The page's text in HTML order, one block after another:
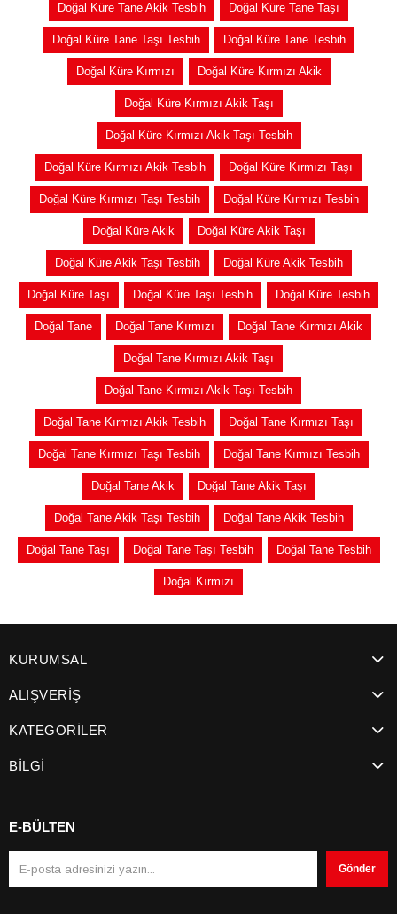
Doğal Küre Tane Akik Tesbih Doğal Küre Tane Taşı
Doğal Küre Tane Taşı Tesbih Doğal Küre Tane Tesbih
Doğal Küre Kırmızı Doğal Küre Kırmızı Akik
Doğal Küre Kırmızı Akik Taşı
Doğal Küre Kırmızı Akik Taşı Tesbih
Doğal Küre Kırmızı Akik Tesbih Doğal Küre Kırmızı Taşı
Doğal Küre Kırmızı Taşı Tesbih Doğal Küre Kırmızı Tesbih
Doğal Küre Akik Doğal Küre Akik Taşı
Doğal Küre Akik Taşı Tesbih Doğal Küre Akik Tesbih
Doğal Küre Taşı Doğal Küre Taşı Tesbih Doğal Küre Tesbih
Doğal Tane Doğal Tane Kırmızı Doğal Tane Kırmızı Akik
Doğal Tane Kırmızı Akik Taşı
Doğal Tane Kırmızı Akik Taşı Tesbih
Doğal Tane Kırmızı Akik Tesbih Doğal Tane Kırmızı Taşı
Doğal Tane Kırmızı Taşı Tesbih Doğal Tane Kırmızı Tesbih
Doğal Tane Akik Doğal Tane Akik Taşı
Doğal Tane Akik Taşı Tesbih Doğal Tane Akik Tesbih
Doğal Tane Taşı Doğal Tane Taşı Tesbih Doğal Tane Tesbih
Doğal Kırmızı
KURUMSAL
ALIŞVERİŞ
KATEGORİLER
BİLGİ
E-BÜLTEN
Gönder